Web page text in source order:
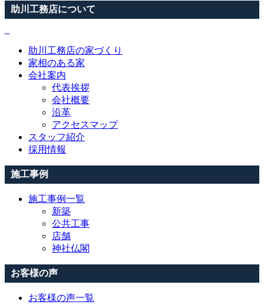
助川工務店について
助川工務店の家づくり
家相のある家
会社案内
代表挨拶
会社概要
沿革
アクセスマップ
スタッフ紹介
採用情報
施工事例
施工事例一覧
新築
公共工事
店舗
神社仏閣
お客様の声
お客様の声一覧